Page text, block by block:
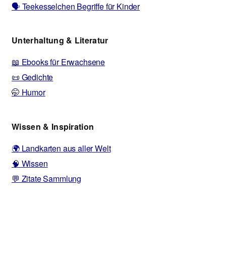
🗣️ Teekesselchen Begriffe für Kinder
Unterhaltung & Literatur
📖 Ebooks für Erwachsene
📜 Gedichte
🤭 Humor
Wissen & Inspiration
🌍 Landkarten aus aller Welt
🧠 Wissen
💬 Zitate Sammlung